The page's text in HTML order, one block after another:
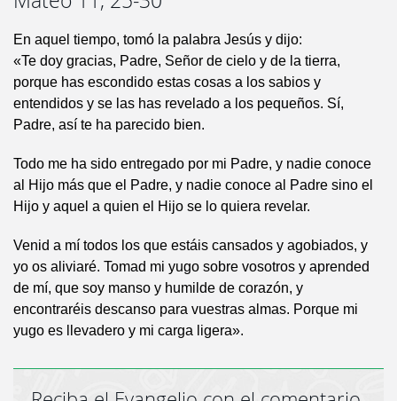
En aquel tiempo, tomó la palabra Jesús y dijo:
«Te doy gracias, Padre, Señor de cielo y de la tierra,
porque has escondido estas cosas a los sabios y
entendidos y se las has revelado a los pequeños. Sí,
Padre, así te ha parecido bien.
Todo me ha sido entregado por mi Padre, y nadie conoce
al Hijo más que el Padre, y nadie conoce al Padre sino el
Hijo y aquel a quien el Hijo se lo quiera revelar.
Venid a mí todos los que estáis cansados y agobiados, y
yo os aliviaré. Tomad mi yugo sobre vosotros y aprended
de mí, que soy manso y humilde de corazón, y
encontraréis descanso para vuestras almas. Porque mi
yugo es llevadero y mi carga ligera».